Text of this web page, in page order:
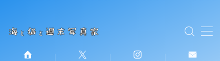
MENU